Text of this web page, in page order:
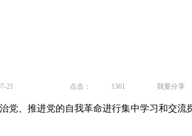
21 点击： 1361 我要分享
、推进党的自我革命进行集中学习和交流